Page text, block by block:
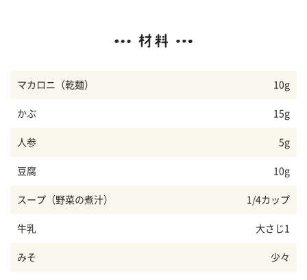
マカロニ（乾麺） 10g
かぶ 15g
人参 5g
豆腐 10g
スープ（野菜の煮汁） 1/4カップ
牛乳 大さじ1
みそ 少々